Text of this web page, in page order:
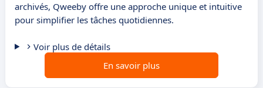
archivés, Qweeby offre une approche unique et intuitive
pour simplifier les tâches quotidiennes.
Voir plus de détails
En savoir plus